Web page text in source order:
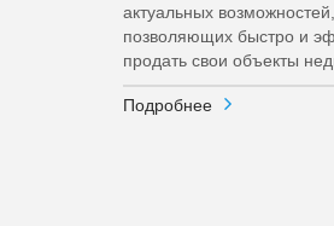
актуальных возможностей,
позволяющих быстро и
продать свои объекты
Подробнее